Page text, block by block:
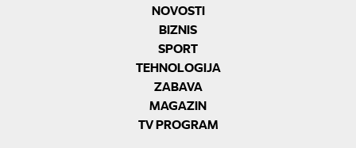
NOVOSTI
BIZNIS
SPORT
TEHNOLOGIJA
ZABAVA
MAGAZIN
TV PROGRAM